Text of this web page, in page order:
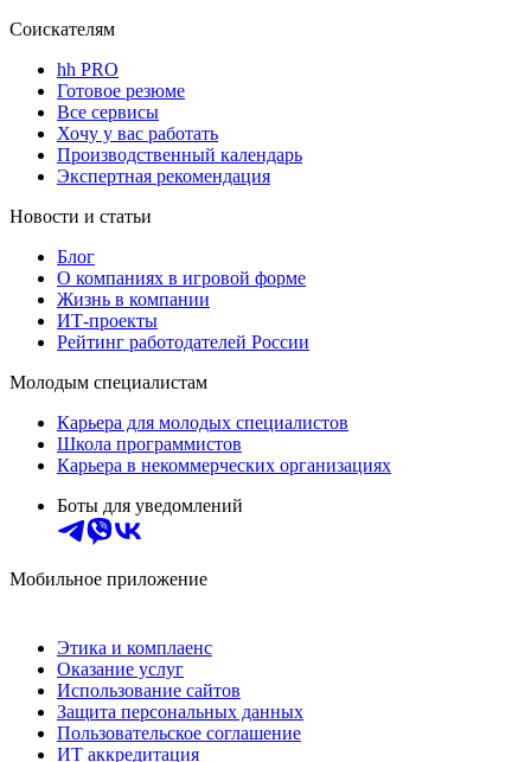
Соискателям
hh PRO
Готовое резюме
Все сервисы
Хочу у вас работать
Производственный календарь
Экспертная рекомендация
Новости и статьи
Блог
О компаниях в игровой форме
Жизнь в компании
ИТ-проекты
Рейтинг работодателей России
Молодым специалистам
Карьера для молодых специалистов
Школа программистов
Карьера в некоммерческих организациях
Боты для уведомлений
Мобильное приложение
Этика и комплаенс
Оказание услуг
Использование сайтов
Защита персональных данных
Пользовательское соглашение
ИТ аккредитация